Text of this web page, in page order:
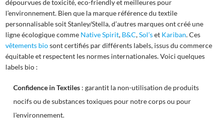
dépourvues de toxicité, eco-friendly et meilleures pour
l’environnement. Bien que la marque référence du textile
personnalisable soit Stanley/Stella, d’autres marques ont créé une
ligne écologique comme Native Spirit, B&C,Sol’set Kariban. Ces
vêtements biosont certifiés par différents labels, issus du commerce
équitable et respectent les normes internationales. Voici quelques
labels bio :
Confidence in Textiles: garantit la non-utilisation de produits
nocifs ou de substances toxiques pour notre corps ou pour
l'environnement.